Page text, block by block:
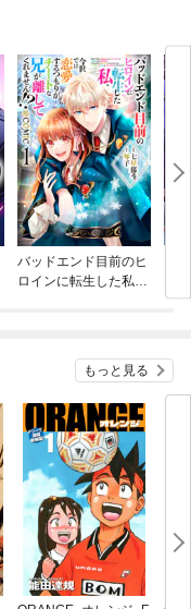
バッドエンド目前のヒ
ロインに転生した私、
もっと見る